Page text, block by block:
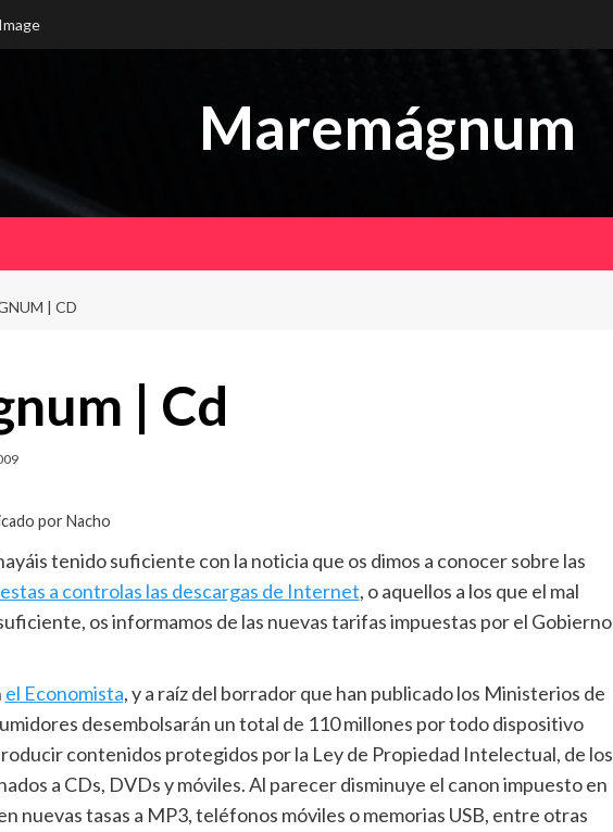
Image
Maremágnum
| CD
| Cd
por Nacho
tenido suficiente con la noticia que os dimos a conocer sobre las
a controlas las descargas de Internet, o aquellos a los que el mal
os informamos de las nuevas tarifas impuestas por el Gobierno
el Economista, y a raíz del borrador que han publicado los Ministerios de
desembolsarán un total de 110 millones por todo dispositivo
contenidos protegidos por la Ley de Propiedad Intelectual, de los
a CDs, DVDs y móviles. Al parecer disminuye el canon impuesto en
nuevas tasas a MP3, teléfonos móviles o memorias USB, entre otras